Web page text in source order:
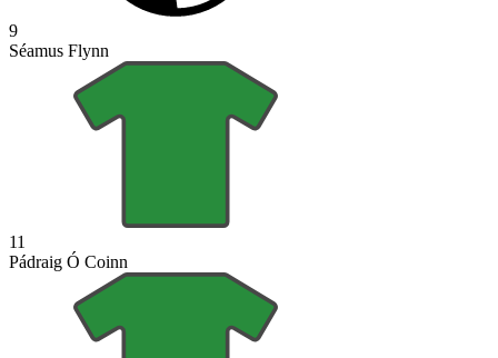
9
Séamus Flynn
11
Pádraig Ó Coinn